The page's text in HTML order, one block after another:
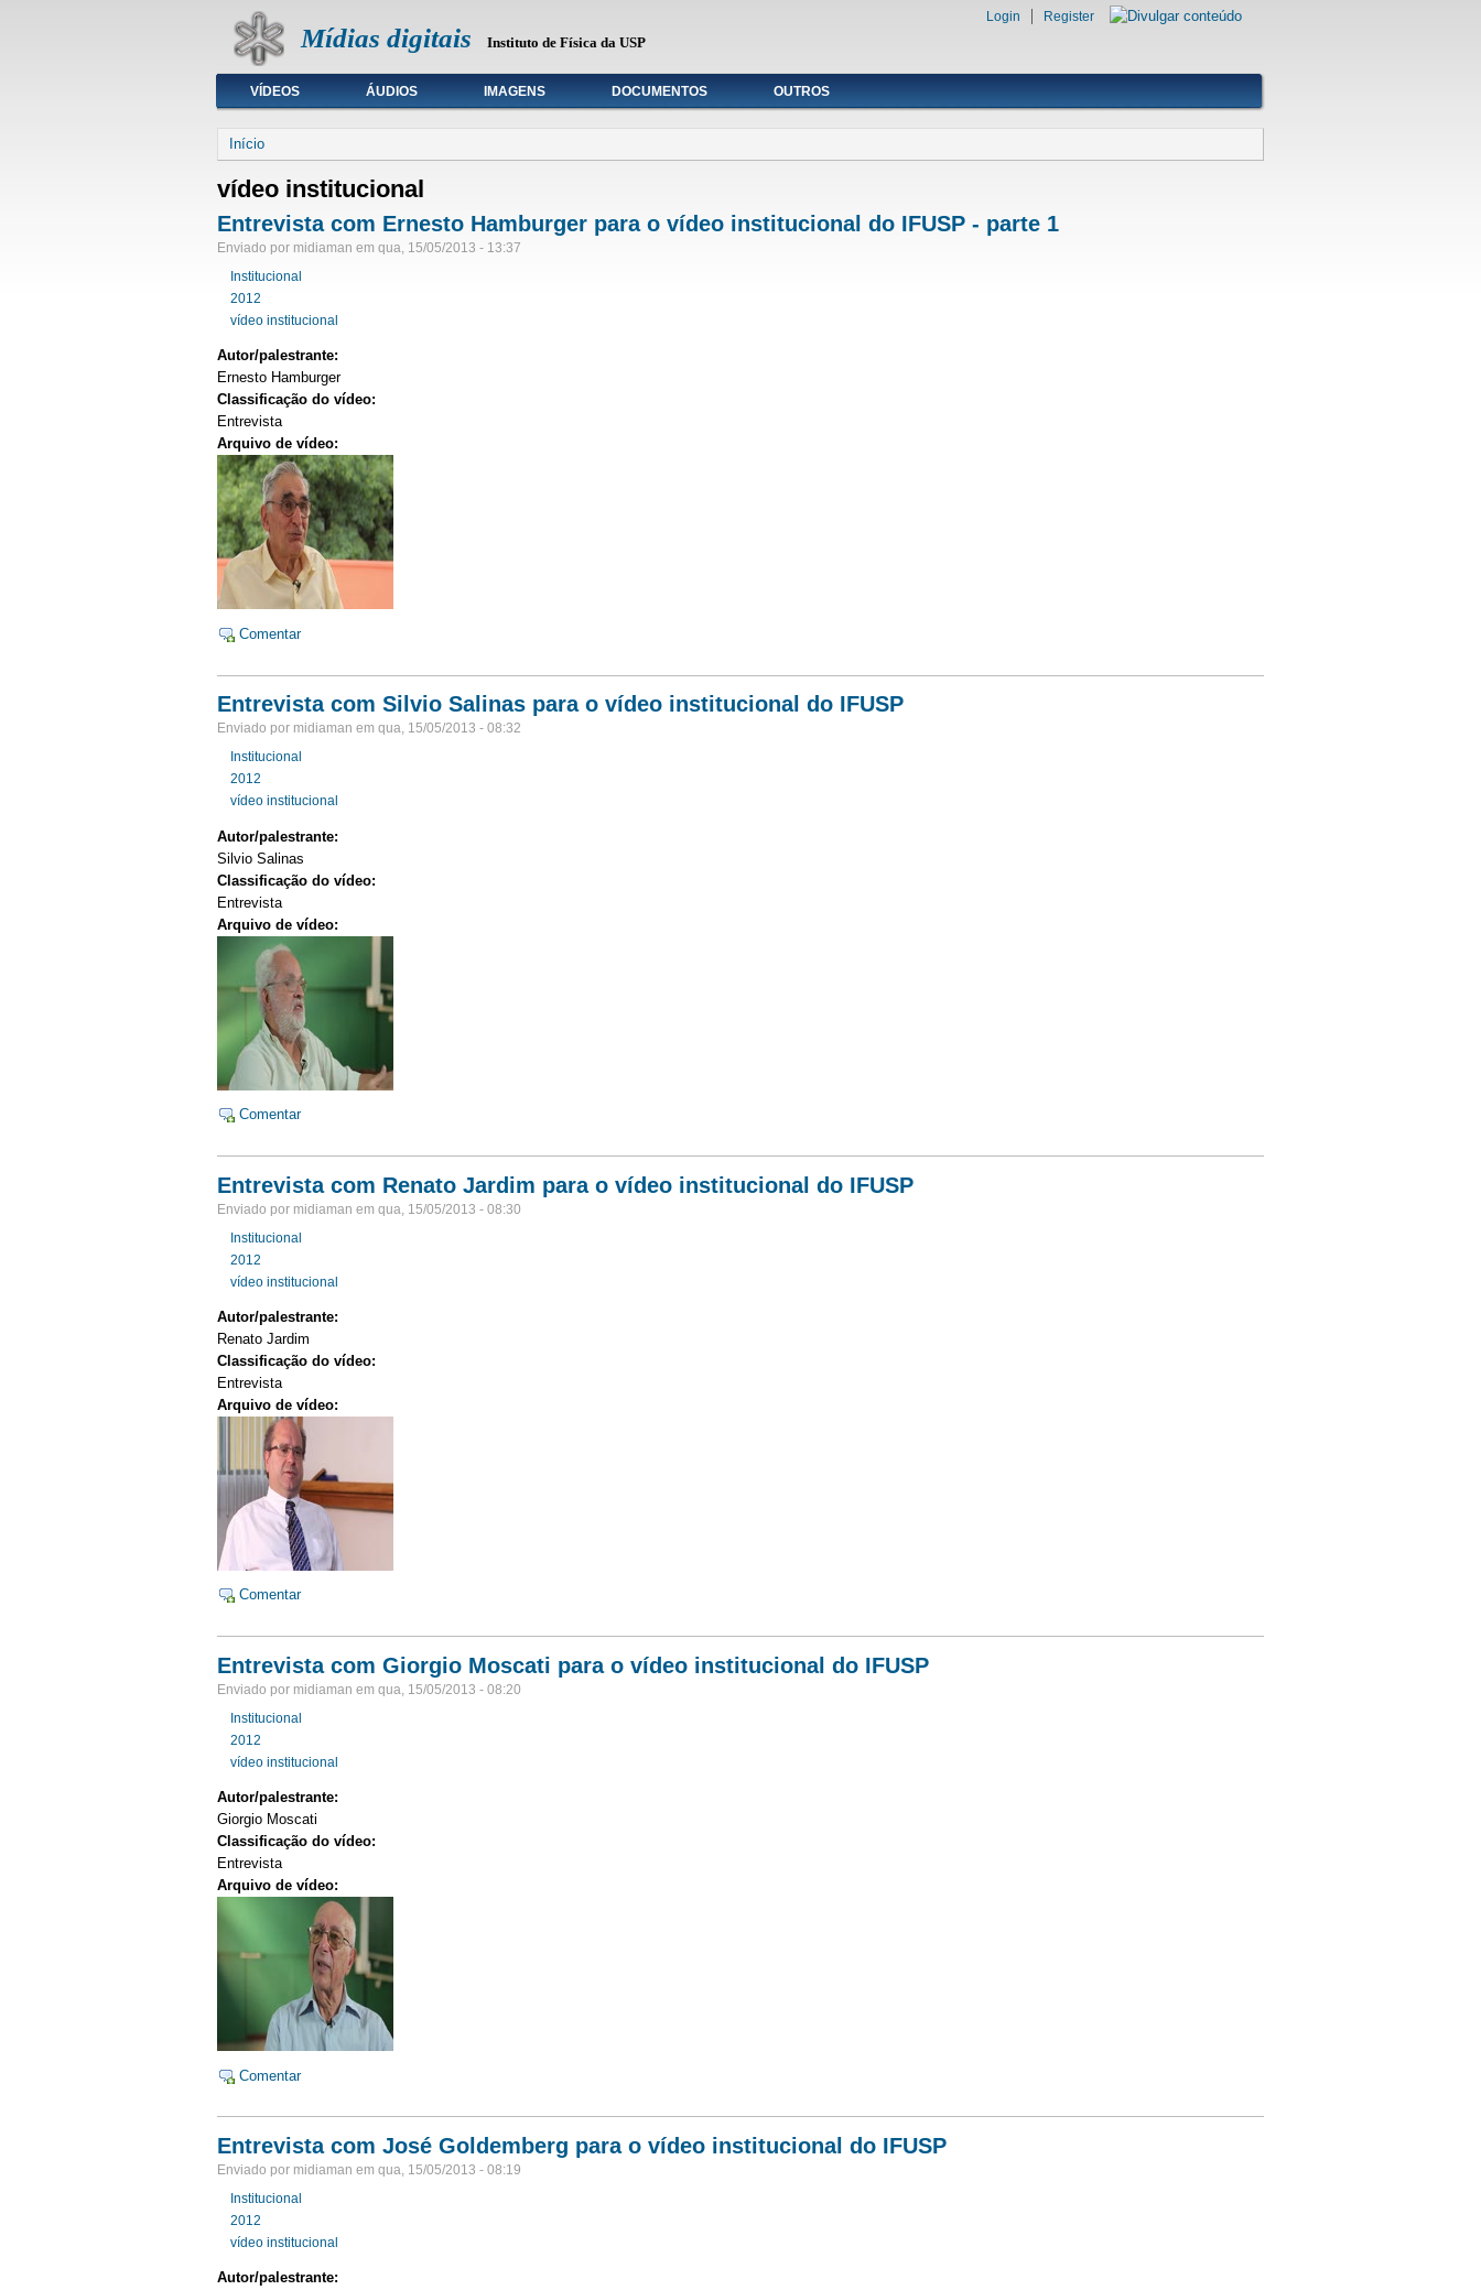
Mídias digitais Instituto de Física da USP
Login Register
Seleção de tipo de mídia
VÍDEOS ÁUDIOS IMAGENS DOCUMENTOS OUTROS
Início
vídeo institucional
Entrevista com Ernesto Hamburger para o vídeo institucional do IFUSP - parte 1
Enviado por midiaman em qua, 15/05/2013 - 13:37
Institucional
2012
vídeo institucional
Autor/palestrante:
Ernesto Hamburger
Classificação do vídeo:
Entrevista
Arquivo de vídeo:
Comentar
Entrevista com Silvio Salinas para o vídeo institucional do IFUSP
Enviado por midiaman em qua, 15/05/2013 - 08:32
Institucional
2012
vídeo institucional
Autor/palestrante:
Silvio Salinas
Classificação do vídeo:
Entrevista
Arquivo de vídeo:
Comentar
Entrevista com Renato Jardim para o vídeo institucional do IFUSP
Enviado por midiaman em qua, 15/05/2013 - 08:30
Institucional
2012
vídeo institucional
Autor/palestrante:
Renato Jardim
Classificação do vídeo:
Entrevista
Arquivo de vídeo:
Comentar
Entrevista com Giorgio Moscati para o vídeo institucional do IFUSP
Enviado por midiaman em qua, 15/05/2013 - 08:20
Institucional
2012
vídeo institucional
Autor/palestrante:
Giorgio Moscati
Classificação do vídeo:
Entrevista
Arquivo de vídeo:
Comentar
Entrevista com José Goldemberg para o vídeo institucional do IFUSP
Enviado por midiaman em qua, 15/05/2013 - 08:19
Institucional
2012
vídeo institucional
Autor/palestrante: